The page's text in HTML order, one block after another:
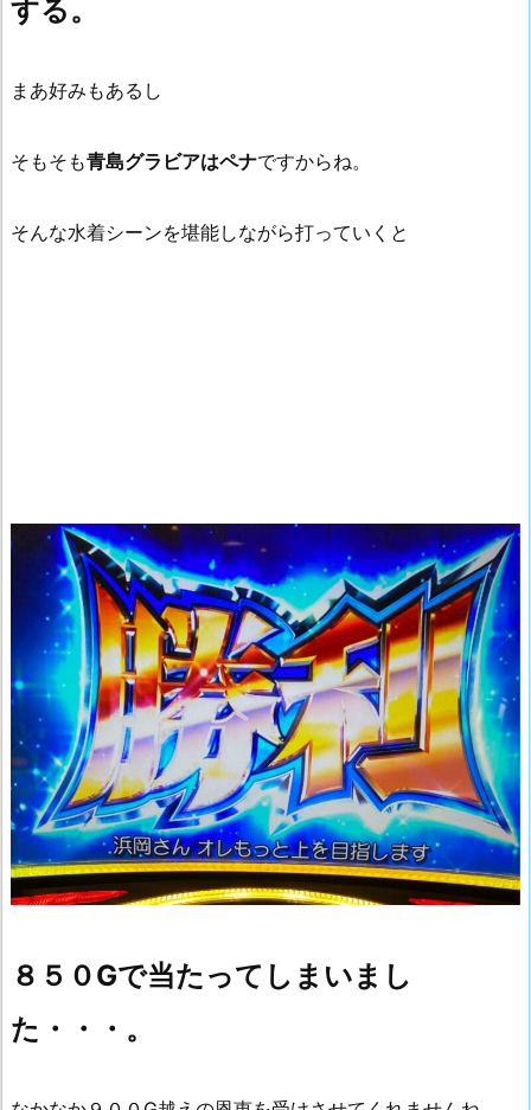
する。
まあ好みもあるし
そもそも青島グラビアはペナですからね。
そんな水着シーンを堪能しながら打っていくと
８５０Gで当たってしまいまし
た・・・。